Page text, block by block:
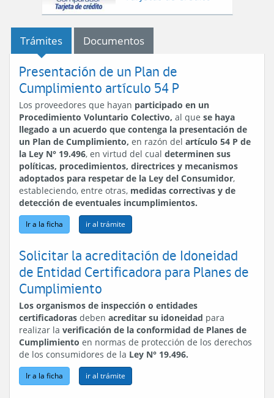
Trámites Documentos
Presentación de un Plan de
Cumplimiento artículo 54 P
Los proveedores que hayan participado en un
Procedimiento Voluntario Colectivo, al que se haya
llegado a un acuerdo que contenga la presentación de
un Plan de Cumplimiento, en razón del artículo 54 P de
la Ley N° 19.496, en virtud del cual determinen sus
políticas, procedimientos, directrices y mecanismos
adoptados para respetar de la Ley del Consumidor,
estableciendo, entre otras, medidas correctivas y de
detección de eventuales incumplimientos.
Ir a la ficha
Solicitar la acreditación de Idoneidad
de Entidad Certificadora para Planes de
Cumplimiento
Los organismos de inspección o entidades
certificadoras deben acreditar su idoneidad para
realizar la verificación de la conformidad de Planes de
Cumplimiento en normas de protección de los derechos
de los consumidores de la Ley N° 19.496.
Ir a la ficha